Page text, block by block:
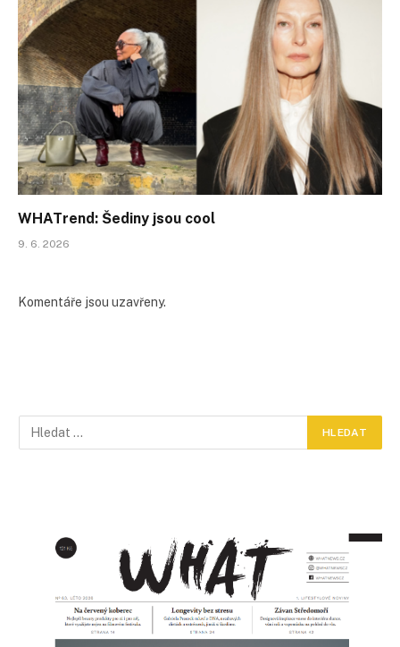
WHATrend: Šediny jsou cool
9. 6. 2026
Komentáře jsou uzavřeny.